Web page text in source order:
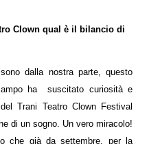
Clown qual è il bilancio di
dalla nostra parte, questo
ha
suscitato curiosità e
Trani Teatro Clown Festival
di un sogno. Un vero miracolo!
che già da settembre, per la